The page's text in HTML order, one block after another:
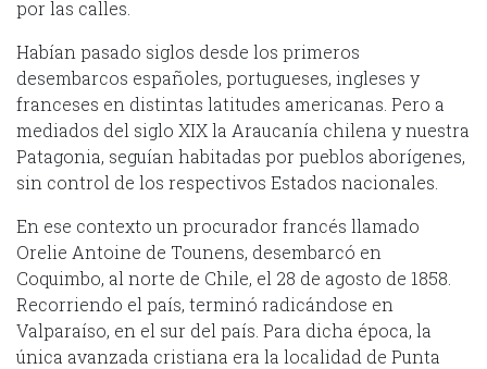
por las calles.
Habían pasado siglos desde los primeros
desembarcos españoles, portugueses, ingleses y
franceses en distintas latitudes americanas. Pero a
mediados del siglo XIX la Araucanía chilena y nuestra
Patagonia, seguían habitadas por pueblos aborígenes,
sin control de los respectivos Estados nacionales.
En ese contexto un procurador francés llamado
Orelie Antoine de Tounens, desembarcó en
Coquimbo, al norte de Chile, el 28 de agosto de 1858.
Recorriendo el país, terminó radicándose en
Valparaíso, en el sur del país. Para dicha época, la
única avanzada cristiana era la localidad de Punta